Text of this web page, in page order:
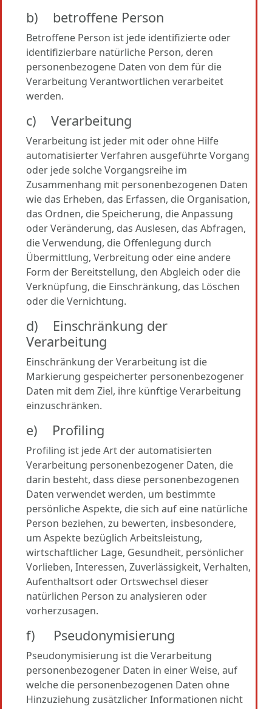
b) betroffene Person
Betroffene Person ist jede identifizierte oder
identifizierbare natürliche Person, deren
personenbezogene Daten von dem für die
Verarbeitung Verantwortlichen verarbeitet
werden.
c) Verarbeitung
Verarbeitung ist jeder mit oder ohne Hilfe
automatisierter Verfahren ausgeführte Vorgang
oder jede solche Vorgangsreihe im
Zusammenhang mit personenbezogenen Daten
wie das Erheben, das Erfassen, die Organisation,
das Ordnen, die Speicherung, die Anpassung
oder Veränderung, das Auslesen, das Abfragen,
die Verwendung, die Offenlegung durch
Übermittlung, Verbreitung oder eine andere
Form der Bereitstellung, den Abgleich oder die
Verknüpfung, die Einschränkung, das Löschen
oder die Vernichtung.
d) Einschränkung der
Verarbeitung
Einschränkung der Verarbeitung ist die
Markierung gespeicherter personenbezogener
Daten mit dem Ziel, ihre künftige Verarbeitung
einzuschränken.
e) Profiling
Profiling ist jede Art der automatisierten
Verarbeitung personenbezogener Daten, die
darin besteht, dass diese personenbezogenen
Daten verwendet werden, um bestimmte
persönliche Aspekte, die sich auf eine natürliche
Person beziehen, zu bewerten, insbesondere,
um Aspekte bezüglich Arbeitsleistung,
wirtschaftlicher Lage, Gesundheit, persönlicher
Vorlieben, Interessen, Zuverlässigkeit, Verhalten,
Aufenthaltsort oder Ortswechsel dieser
natürlichen Person zu analysieren oder
vorherzusagen.
f) Pseudonymisierung
Pseudonymisierung ist die Verarbeitung
personenbezogener Daten in einer Weise, auf
welche die personenbezogenen Daten ohne
Hinzuziehung zusätzlicher Informationen nicht